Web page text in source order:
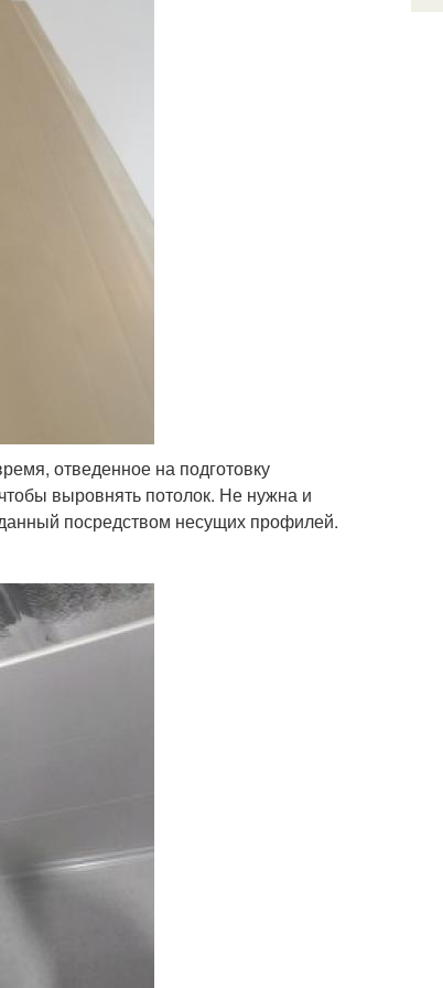
отведенное на подготовку
выровнять потолок. Не нужна и
посредством несущих профилей.